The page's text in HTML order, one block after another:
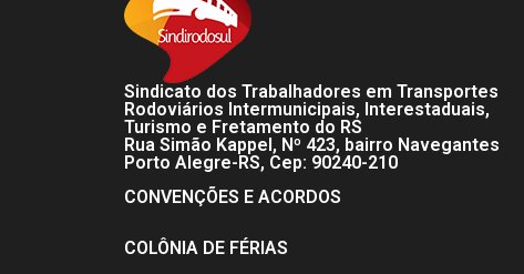
Sindicato dos Trabalhadores em Transportes
Rodoviários Intermunicipais, Interestaduais,
Turismo e Fretamento do RS
Rua Simão Kappel, Nº 423, bairro Navegantes
Porto Alegre-RS, Cep: 90240-210
CONVENÇÕES E ACORDOS
COLÔNIA DE FÉRIAS